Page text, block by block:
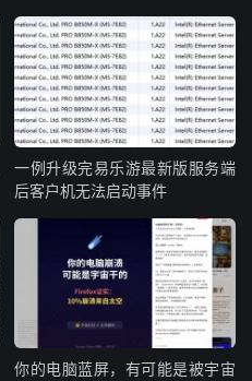
一例升级完易乐游最新版服务端
后客户机无法启动事件
你的电脑蓝屏，有可能是被宇宙